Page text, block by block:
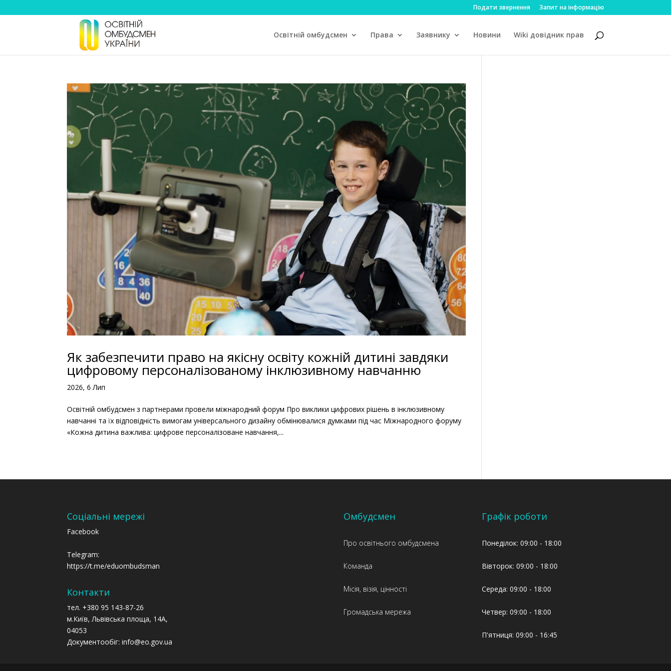
Подати звернення Запит на інформацію
Освітній омбудсмен Права Заявнику Новини Wiki довідник прав
Як забезпечити право на якісну освіту кожній дитині завдяки
цифровому персоналізованому інклюзивному навчанню
2026, 6 Лип
Освітній омбудсмен з партнерами провели міжнародний форум Про виклики цифрових рішень в інклюзивному
навчанні та їх відповідність вимогам універсального дизайну обмінювалися думками під час Міжнародного форуму
«Кожна дитина важлива: цифрове персоналізоване навчання,...
Соціальні мережі
Facebook
Telegram:
https://t.me/eduombudsman
Контакти
тел. +380 95 143-87-26
м.Київ, Львівська площа, 14А,
04053
Документообіг: info@eo.gov.ua
Омбудсмен
Про освітнього омбудсмена
Команда
Місія, візія, цінності
Громадська мережа
Графік роботи
Понеділок: 09:00 - 18:00
Вівторок: 09:00 - 18:00
Середа: 09:00 - 18:00
Четвер: 09:00 - 18:00
П'ятниця: 09:00 - 16:45